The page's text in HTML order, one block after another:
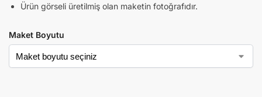
Ürün görseli üretilmiş olan maketin fotoğrafıdır.
Maket Boyutu